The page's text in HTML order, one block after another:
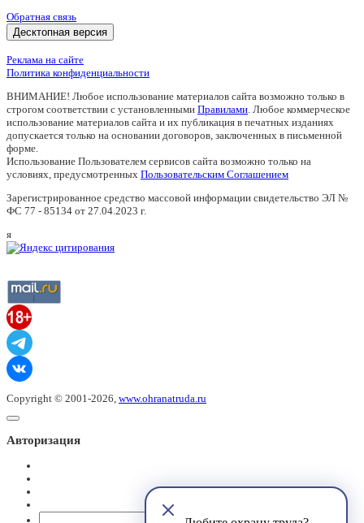
Обратная связь
Десктопная версия
Реклама на сайте
Политика конфиденциальности
ВНИМАНИЕ! Любое использование материалов сайта возможно только в
строгом соответствии с установленными Правилами . Любое коммерческое
использование материалов сайта и их публикация в печатных изданиях
допускается только на основании договоров, заключенных в письменной
форме.
Использование Пользователем сервисов сайта возможно только на
условиях, предусмотренных Пользовательским Соглашением
Зарегистрированное средство массовой информации свидетельство ЭЛ №
ФС 77 - 85134 от 27.04.2023 г.
я
Copyright © 2001-2026, www.ohranatruda.ru
Авторизация
@mail.ru